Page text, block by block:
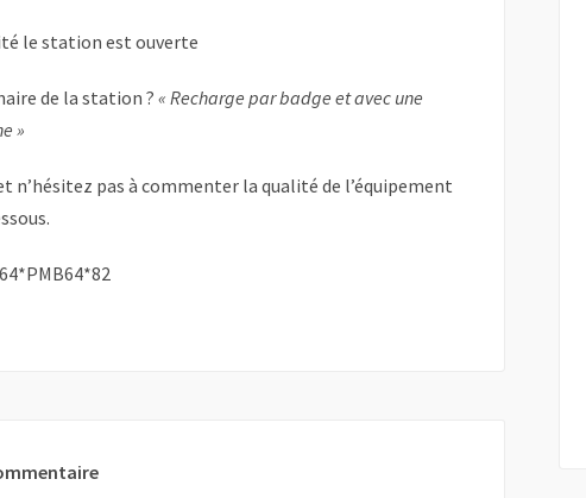
le station est ouverte
de la station ? « Recharge par badge et avec une
»
n’hésitez pas à commenter la qualité de l’équipement